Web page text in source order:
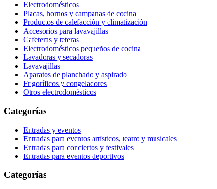
Electrodomésticos
Placas, hornos y campanas de cocina
Productos de calefacción y climatización
Accesorios para lavavajillas
Cafeteras y teteras
Electrodomésticos pequeños de cocina
Lavadoras y secadoras
Lavavajillas
Aparatos de planchado y aspirado
Frigoríficos y congeladores
Otros electrodomésticos
Categorías
Entradas y eventos
Entradas para eventos artísticos, teatro y musicales
Entradas para conciertos y festivales
Entradas para eventos deportivos
Categorías